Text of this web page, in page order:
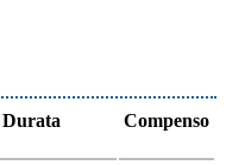
Durata Compenso